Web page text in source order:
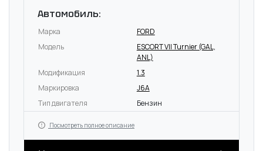
Автомобиль:
Марка
FORD
Модель
ESCORT VII Turnier (GAL,
ANL)
Модификация
1.3
Маркировка
J6A
Тип двигателя
Бензин
Посмотреть полное описание